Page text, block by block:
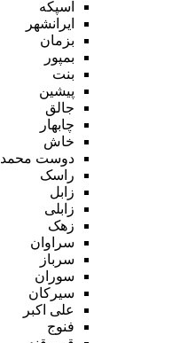
اسپکه
ایرانشهر
بزمان
بمپور
بنت
پیشین
جالق
چابهار
خاش
دوست محمد
راسک
زابل
زابلی
زهک
سراوان
سرباز
سوران
سیرکان
علی اکبر
فنوج